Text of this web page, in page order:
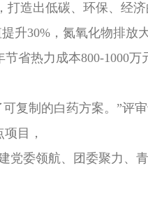
造出低碳、环保、经
升30%，氮氧化物排放
省热力成本800-1000
制的白药方案。”评
目，
委领航、团委聚力、青